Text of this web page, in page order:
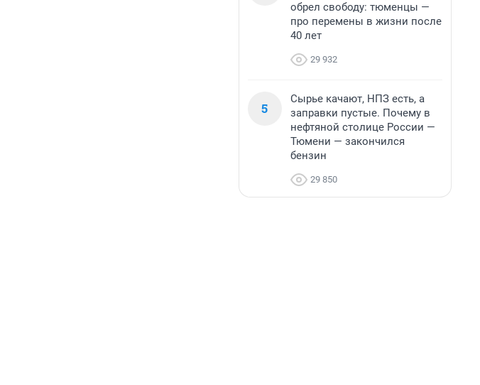
обрел свободу: тюменцы —
про перемены в жизни после
40 лет
29 932
5
Сырье качают, НПЗ есть, а
заправки пустые. Почему в
нефтяной столице России —
Тюмени — закончился
бензин
29 850